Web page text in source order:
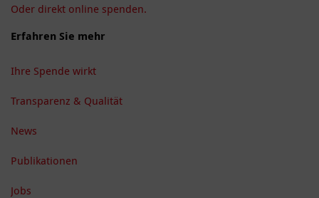
Oder direkt online spenden.
Erfahren Sie mehr
Ihre Spende wirkt
Transparenz & Qualität
News
Publikationen
Jobs